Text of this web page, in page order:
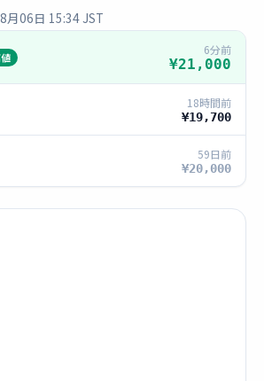
月06日 15:34 JST
6分前
¥21,000
18時間前
¥19,700
59日前
¥20,000